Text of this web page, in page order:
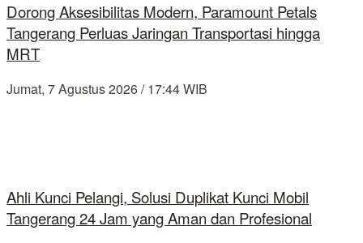
Dorong Aksesibilitas Modern, Paramount Petals
Tangerang Perluas Jaringan Transportasi hingga
MRT
Jumat, 7 Agustus 2026 / 17:44 WIB
Ahli Kunci Pelangi, Solusi Duplikat Kunci Mobil
Tangerang 24 Jam yang Aman dan Profesional